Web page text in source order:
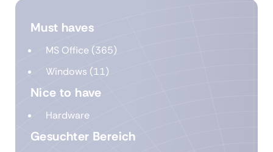
Must haves
MS Office (365)
Windows (11)
Nice to have
Hardware
Gesuchter Bereich